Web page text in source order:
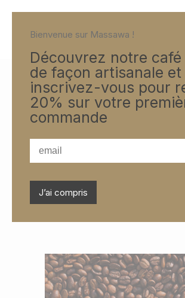
lifestyle
Bienvenue sur Massawa !
Découvrez notre
de façon artisanale et
inscrivez-vous pour
20% sur votre
commande
J’ai compris